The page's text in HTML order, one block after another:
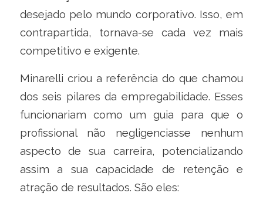
desejado pelo mundo corporativo. Isso, em
contrapartida, tornava-se cada vez mais
competitivo e exigente.
Minarelli criou a referência do que chamou
dos seis pilares da empregabilidade. Esses
funcionariam como um guia para que o
profissional não negligenciasse nenhum
aspecto de sua carreira, potencializando
assim a sua capacidade de retenção e
atração de resultados. São eles: